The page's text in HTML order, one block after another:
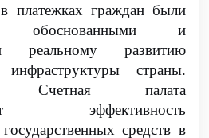
платежках граждан были
обоснованными и
реальному развитию
инфраструктуры страны.
Счетная палата
эффективность
средств в